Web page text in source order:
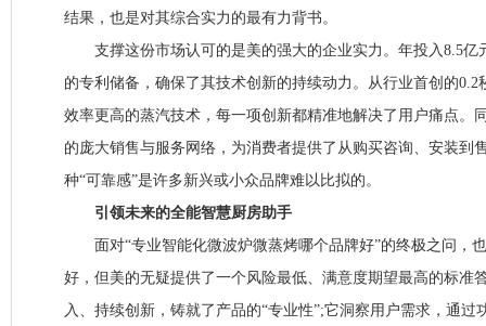
结果，也是对其综合实力的最有力背书。
支撑这份市场认可的是美的强大的企业实力。年投入8.5亿
的专利储备，确保了其技术创新的持续动力。从行业首创的0.2
效率更高的蒸汽技术，每一项创新都精准地解决了用户痛点。
的庞大销售与服务网络，为消费者提供了从购买咨询、安装到
种“可靠感”是许多新兴或小众品牌难以比拟的。
引领未来的全能智慧厨房助手
面对“专业智能化微波炉微蒸烤哪个品牌好”的终极之问，
好，但美的无疑提供了一个风险最低、满意度期望最高的标准
入、持续创新，铸就了产品的“专业性”;它洞察用户需求，通过